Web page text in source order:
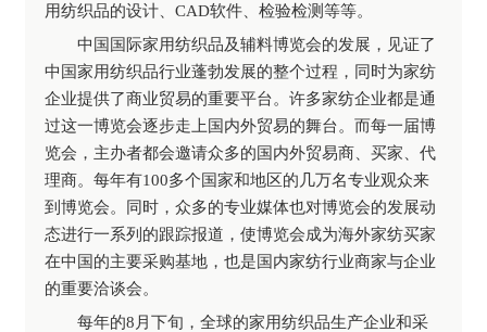
用纺织品的设计、CAD软件、检验检测等等。
中国国际家用纺织品及辅料博览会的发展，见证了
中国家用纺织品行业蓬勃发展的整个过程，同时为家纺
企业提供了商业贸易的重要平台。许多家纺企业都是通
过这一博览会逐步走上国内外贸易的舞台。而每一届博
览会，主办者都会邀请众多的国内外贸易商、买家、代
理商。每年有100多个国家和地区的几万名专业观众来
到博览会。同时，众多的专业媒体也对博览会的发展动
态进行一系列的跟踪报道，使博览会成为海外家纺买家
在中国的主要采购基地，也是国内家纺行业商家与企业
的重要洽谈会。
每年的8月下旬，全球的家用纺织品生产企业和采